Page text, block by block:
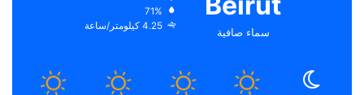
سماء صافية
71%
4.25 كيلومتر/ساعة